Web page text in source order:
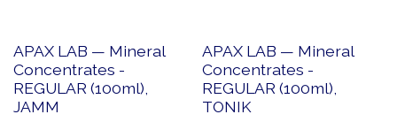
Nouveau !
APAX LAB — Mineral
Concentrates -
REGULAR (100ml),
JAMM
Nouveau !
APAX LAB — Mineral
Concentrates -
REGULAR (100ml),
TONIK